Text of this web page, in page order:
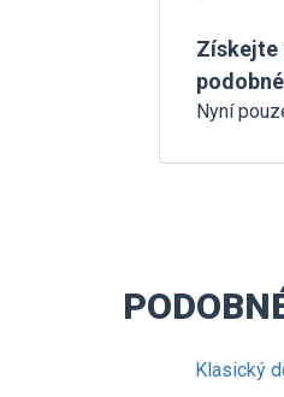
Získejte
podobné
Nyní
Klasický